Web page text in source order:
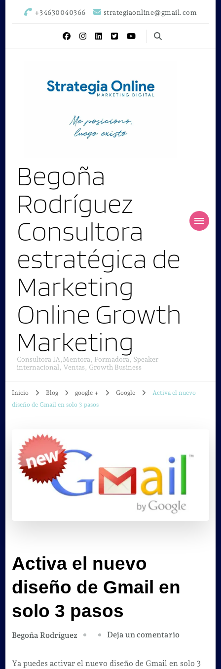
+34630040366 strategiaonline@gmail.com
Begoña
Rodríguez
Consultora
estratégica de
Marketing
Online Growth
Marketing
Consultora IA,Mentora, Formadora, Speaker
internacional, Ventas, Growth Business
Inicio Blog google + Google
Activa el nuevo
diseño de Gmail en solo 3 pasos
Activa el nuevo
diseño de Gmail en
solo 3 pasos
Begoña Rodríguez Deja un comentarioen
el
Ya puedes activar el nuevo diseño de Gmail en solo 3